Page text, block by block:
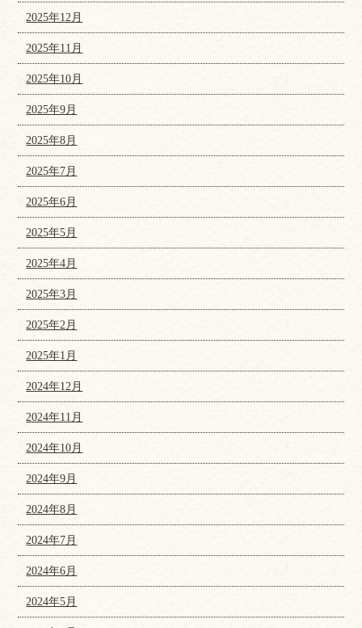
2025年12月
2025年11月
2025年10月
2025年9月
2025年8月
2025年7月
2025年6月
2025年5月
2025年4月
2025年3月
2025年2月
2025年1月
2024年12月
2024年11月
2024年10月
2024年9月
2024年8月
2024年7月
2024年6月
2024年5月